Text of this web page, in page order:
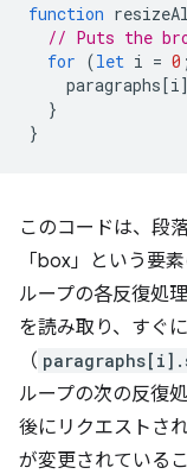
function
// Puts the
for (let i = 0 ;
paragraphs[i
}
}
このコードは、段
「box」という要
ループの各反復処
を読み取り、すぐ
（
ループの次の反復
後にリクエストさ
が変更されている